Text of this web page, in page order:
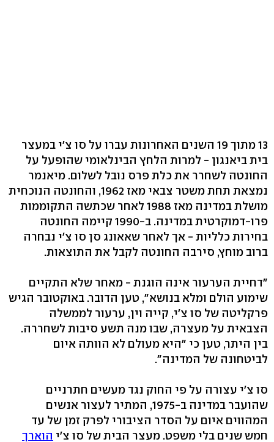
13 מתוך 19 השנים האחרונות עברו על סו צ'י במעצר
בית ביאנגון - למרות הלחץ הבינלאומי שהופעל על
החונטה לשחרר את כלת פרס נובל לשלום. מיאנמר
נמצאת תחת משטר צבאי מאז 1962, והחונטה הנוכחית
מושלת במדינה מאז 1988 לאחר שכתשה התקוממות
פרו-דמוקרטית במדינה. ב-1990 קיימה החונטה
בחירות כלליות - אך לאחר שאאונג סן סו צ'י נבחרה
ברוב מוחץ, סירבה החונטה לקבל את התוצאות.
"דחיית הערעור אינה הוגנת - מאחר שלא התקיים
שימוע הולם ומלא בנושא", טען הדובר. באוקטובר הגיש
פרקליטה של סו צ'י, קייה וין, ערעור לממשלה
הצבאית על מעצרה, שבו מנה תשע סיבות לשחררה.
בין היתר, טען כי "היא מעולם לא הוותה איום
לביטחונה של המדינה".
סו צ'י עצורה על פי החוק נגד מעשים חתרניים
שהועבר במדינה ב-1975, המתיר לעצור אנשים
המהווים איום על הסדר הציבורי לפרק זמן של עד
חמש שנים בלי משפט. מעצר הבית של סו צ'י הוארך